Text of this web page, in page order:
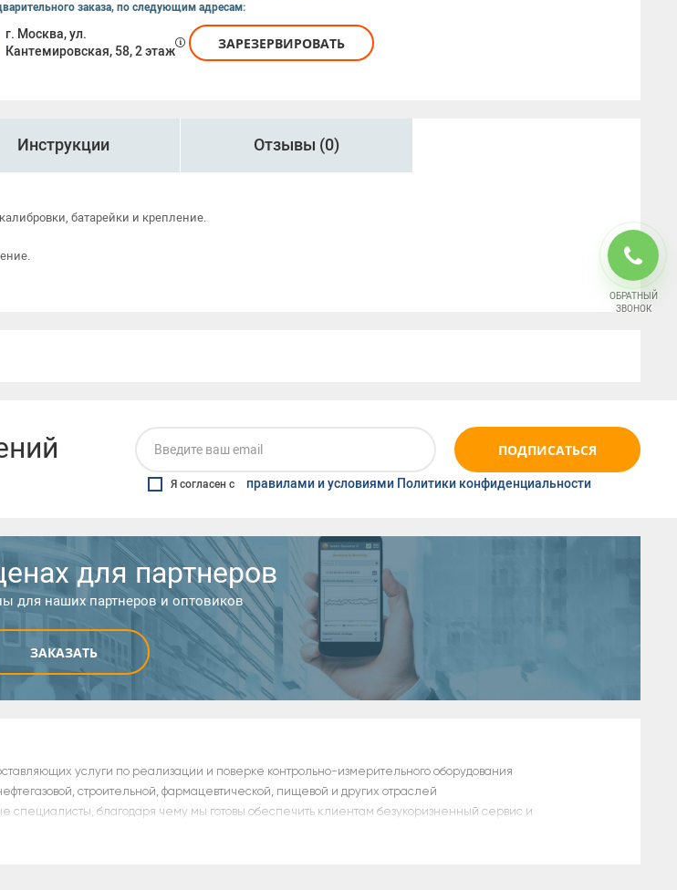
ОБРАТНЫЙ
ЗВОНОК
заказа, по следующим адресам:
г. Москва, ул.
Кантемировская, 58, 2 этаж
ЗАРЕЗЕРВИРОВАТЬ
Инструкции Отзывы (0)
батарейки и крепление.
ПОДПИСАТЬСЯ
Я согласен с правилами и условиями Политики конфиденциальности
для партнеров
для наших партнеров и оптовиков
ЗАКАЗАТЬ
услуги по реализации и поверке контрольно-измерительного оборудования
строительной, фармацевтической, пищевой и других отраслей
благодаря чему мы готовы обеспечить клиентам безукоризненный сервис и